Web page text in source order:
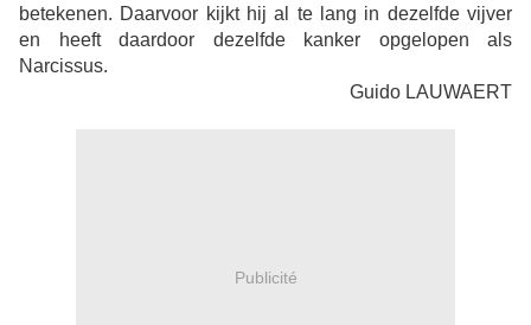
betekenen. Daarvoor kijkt hij al te lang in dezelfde vijver
en heeft daardoor dezelfde kanker opgelopen als
Narcissus.
Guido LAUWAERT
Publicité